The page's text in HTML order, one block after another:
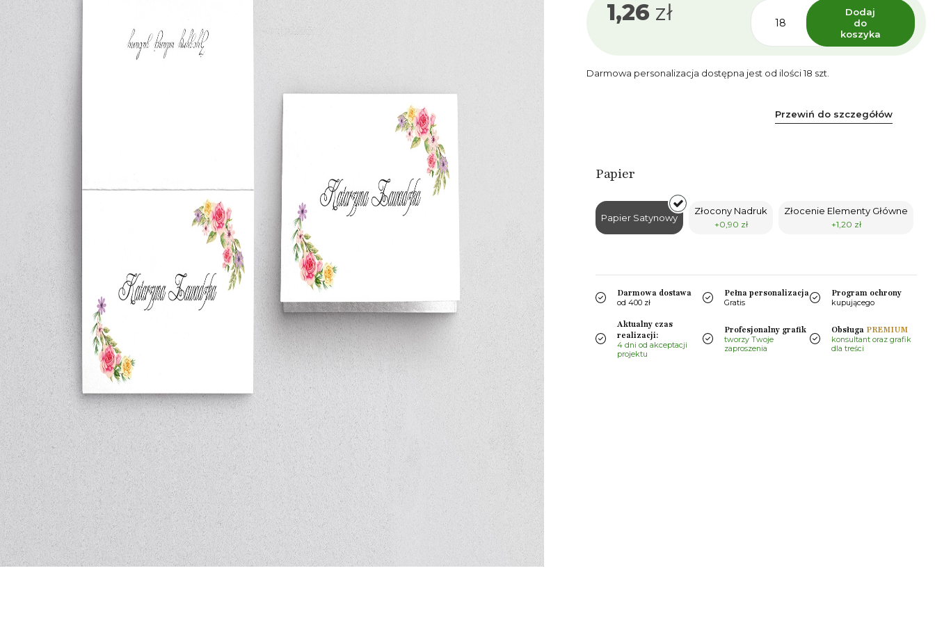
1,26 zł
Dodaj
do
koszyka
Darmowa personalizacja dostępna jest od ilości 18 szt.
Przewiń do szczegółów
Papier
Papier Satynowy
Złocony Nadruk
+0,90 zł
Złocenie Elementy Główne
+1,20 zł
Darmowa dostawa
od 400 zł
Pełna personalizacja
Gratis
Program ochrony
kupującego
Aktualny czas
realizacji:
4 dni od akceptacji
projektu
Profesjonalny grafik
tworzy Twoje
zaproszenia
Obsługa PREMIUM
konsultant oraz grafik
dla treści